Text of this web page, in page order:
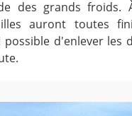
des grands froids.
auront toutes
d'enlever les